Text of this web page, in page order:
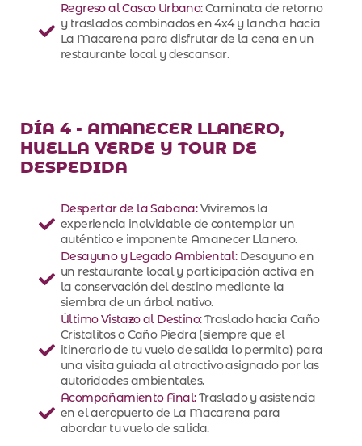
Regreso al Casco Urbano:Caminata de retorno
y traslados combinados en 4x4 y lancha hacia
La Macarena para disfrutar de la cena en un
restaurante local y descansar.
DÍA 4 - AMANECER LLANERO,
HUELLA VERDE Y TOUR DE
DESPEDIDA
Despertar de la Sabana:Viviremos la
experiencia inolvidable de contemplar un
auténtico e imponente Amanecer Llanero.
Desayuno y Legado Ambiental:Desayuno en
un restaurante local y participación activa en
la conservación del destino mediante la
siembra de un árbol nativo.
Último Vistazo al Destino:Traslado hacia Caño
Cristalitos o Caño Piedra (siempre que el
itinerario de tu vuelo de salida lo permita) para
una visita guiada al atractivo asignado por las
autoridades ambientales.
Acompañamiento Final:Traslado y asistencia
en el aeropuerto de La Macarena para
abordar tu vuelo de salida.